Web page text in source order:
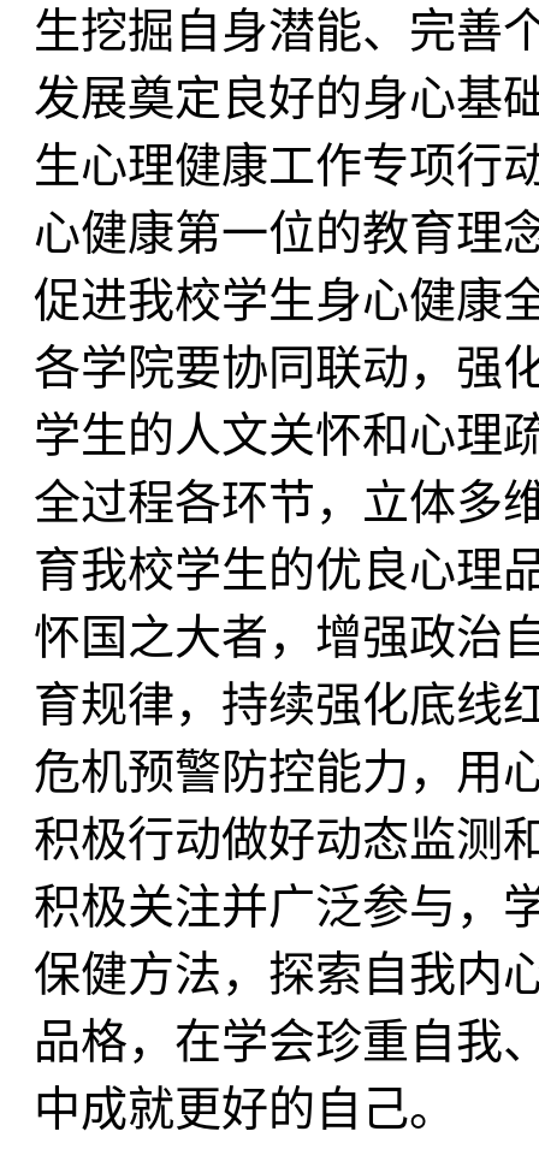
生挖掘自身潜能、完善
发展奠定良好的身心基
生心理健康工作专项行
心健康第一位的教育理
促进我校学生身心健康
各学院要协同联动，强
学生的人文关怀和心理
全过程各环节，立体多
育我校学生的优良心理
怀国之大者，增强政治
育规律，持续强化底线
危机预警防控能力，用
积极行动做好动态监测
积极关注并广泛参与，
保健方法，探索自我内
品格，在学会珍重自我
中成就更好的自己。